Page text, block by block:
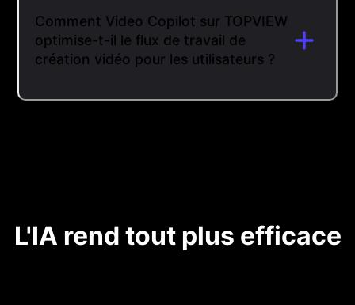
Comment Video Copilot sur TOPVIEW
optimise-t-il le flux de travail de
création vidéo pour les utilisateurs ?
L'IA rend tout plus efficace